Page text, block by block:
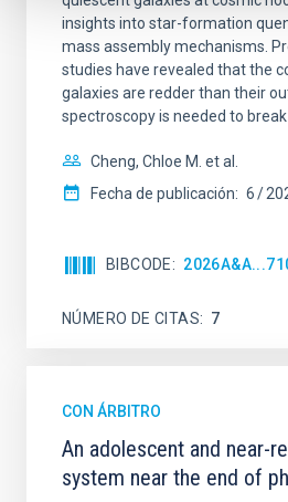
insights into star-formation
mass assembly mechanisms.
studies have revealed that the
galaxies are redder than their
spectroscopy is needed to
Cheng, Chloe M. et al.
Fecha de publicación: 6
BIBCODE
NÚMERO DE CITAS 7
CON ÁRBITRO
An adolescent and near-
system near the end of